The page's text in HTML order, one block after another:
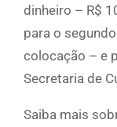
dinheiro – R$
para o
colocação – e
Secretaria de
Saiba mais